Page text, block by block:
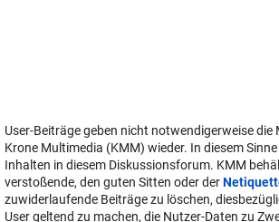
User-Beiträge geben nicht notwendigerweise
Krone Multimedia (KMM) wieder. In diesem
Inhalten in diesem Diskussionsforum. KMM
verstoßende, den guten Sitten oder der
zuwiderlaufende Beiträge zu löschen,
User geltend zu machen, die Nutzer-Daten zu